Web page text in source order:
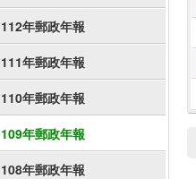
112年郵政年報
111年郵政年報
110年郵政年報
109年郵政年報
108年郵政年報